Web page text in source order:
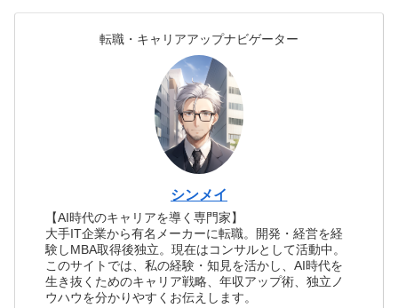
転職・キャリアアップナビゲーター
シンメイ
【AI時代のキャリアを導く専門家】
大手IT企業から有名メーカーに転職。開発・経営を経
験しMBA取得後独立。現在はコンサルとして活動中。
このサイトでは、私の経験・知見を活かし、AI時代を
生き抜くためのキャリア戦略、年収アップ術、独立ノ
ウハウを分かりやすくお伝えします。